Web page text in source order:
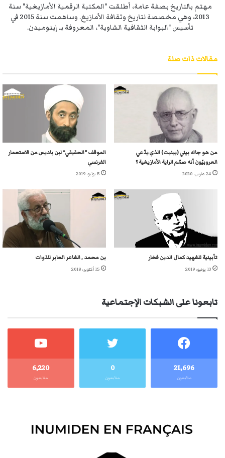
مهتم بالتاريخ بصفة عامة، أطلقت "المكتبة الرقمية الأمازيغية" سنة
2013، وهي مخصصة لتاريخ وثقافة الأمازيغ. وساهمت سنة 2015 في
تأسيس "البوابة الثقافية الشاوية"، المعروفة بـ إينوميدن.
مقالات ذات صلة
من هو جاك بيني (بينيت) الذي يدّعي
العروبيّون أنه صمّم الراية الأمازيغية ؟
24 مارس، 2020
الموقف “الحقيقي” لبن باديس من الاستعمار
الفرنسي
5 يوليو، 2019
تأبينية للشهيد كمال الدين فخار
13 يونيو، 2019
بن محمد , الشاعر العابر للذوات
15 أكتوبر، 2018
تابعونا على الشبكات الإجتماعية
21٬696
متابعون
0
متابعون
6٬220
متابعون